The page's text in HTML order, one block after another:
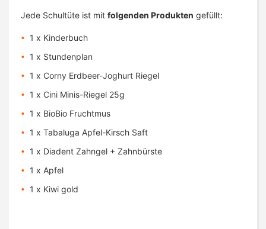
Jede Schultüte ist mit folgenden Produkten gefüllt:
1 x Kinderbuch
1 x Stundenplan
1 x Corny Erdbeer-Joghurt Riegel
1 x Cini Minis-Riegel 25g
1 x BioBio Fruchtmus
1 x Tabaluga Apfel-Kirsch Saft
1 x Diadent Zahngel + Zahnbürste
1 x Apfel
1 x Kiwi gold